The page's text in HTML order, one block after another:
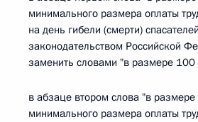
минимального размера оплаты
на день гибели (смерти) спасателей
законодательством Российской
заменить словами "в размере 100
в абзаце втором слова "в размере
минимального размера оплаты